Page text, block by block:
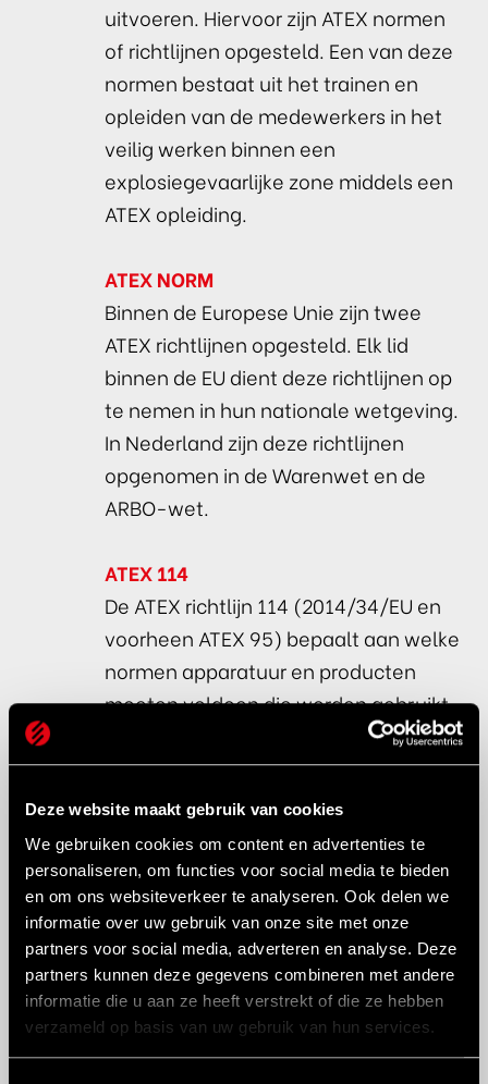
Deze website maakt gebruik van cookies
We gebruiken cookies om content en advertenties te
personaliseren, om functies voor social media te bieden
en om ons websiteverkeer te analyseren. Ook delen we
informatie over uw gebruik van onze site met onze
partners voor social media, adverteren en analyse. Deze
partners kunnen deze gegevens combineren met andere
informatie die u aan ze heeft verstrekt of die ze hebben
verzameld op basis van uw gebruik van hun services.
uitvoeren. Hiervoor zijn ATEX normen
of richtlijnen opgesteld. Een van deze
normen bestaat uit het trainen en
opleiden van de medewerkers in het
veilig werken binnen een
explosiegevaarlijke zone middels een
ATEX opleiding.
ATEX NORM
Binnen de Europese Unie zijn twee
ATEX richtlijnen opgesteld. Elk lid
binnen de EU dient deze richtlijnen op
te nemen in hun nationale wetgeving.
In Nederland zijn deze richtlijnen
opgenomen in de Warenwet en de
ARBO-wet.
ATEX 114
De ATEX richtlijn 114 (2014/34/EU en
voorheen ATEX 95) bepaalt aan welke
normen apparatuur en producten
moeten voldoen die worden gebruikt
in explosiegevaarlijke omgevingen.
Deze richtlijn is vooral van toepassing
op fabrikanten.
Producten die voldoen aan de eisen
van de ATEX 114 richtlijn zijn te
herkennen door een extra teken in
combinatie met de CE markering: